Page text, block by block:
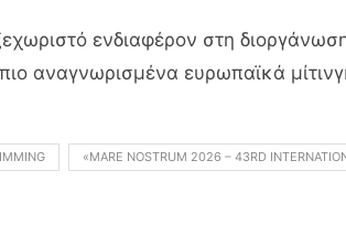
ενδιαφέρον στη
αναγνωρισμένα ευρωπαϊκά
«MARE NOSTRUM 2026 – 43RD